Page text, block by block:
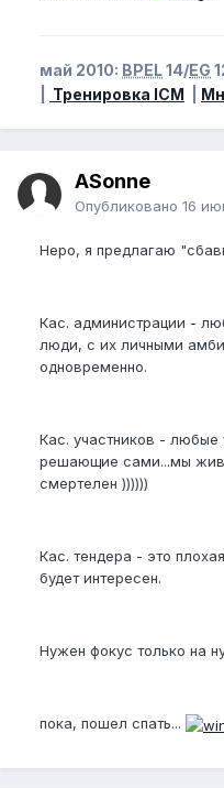
май 2010: BPEL14/EG
Тренировка ICM
ASonne
Опубликовано 16
Неро, я предлагаю
Кас. администрации -
люди, с их личными
одновременно.
Кас. участников -
решающие сами...мы
смертелен ))))))
Кас. тендера - это
будет интересен.
Нужен фокус только на
пока, пошел спать...